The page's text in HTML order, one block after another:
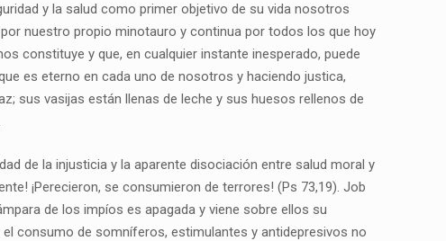
y la salud como primer objetivo de su vida nosotros
nuestro propio minotauro y continua por todos los que hoy
constituye y que, en cualquier instante inesperado, puede
es eterno en cada uno de nosotros y haciendo justica,
sus vasijas están llenas de leche y sus huesos rellenos de
de la injusticia y la aparente disociación entre salud moral y
¡Perecieron, se consumieron de terrores! (Ps 73,19). Job
de los impíos es apagada y viene sobre ellos su
consumo de somníferos, estimulantes y antidepresivos no